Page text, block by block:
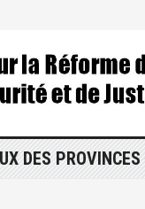
DES PROVINCES